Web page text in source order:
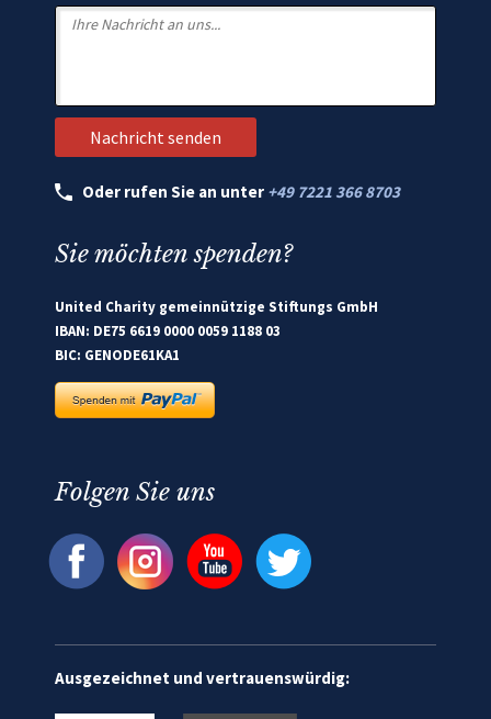
Oder rufen Sie an unter +49 7221 366 8703
Sie möchten spenden?
United Charity gemeinnützige Stiftungs GmbH
IBAN: DE75 6619 0000 0059 1188 03
BIC: GENODE61KA1
Folgen Sie uns
Ausgezeichnet und vertrauenswürdig: